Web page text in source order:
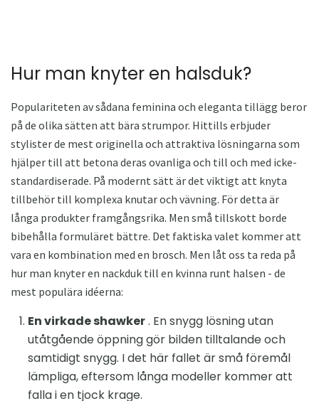
Hur man knyter en halsduk?
Populariteten av sådana feminina och eleganta tillägg beror
på de olika sätten att bära strumpor. Hittills erbjuder
stylister de mest originella och attraktiva lösningarna som
hjälper till att betona deras ovanliga och till och med icke-
standardiserade. På modernt sätt är det viktigt att knyta
tillbehör till komplexa knutar och vävning. För detta är
långa produkter framgångsrika. Men små tillskott borde
bibehålla formuläret bättre. Det faktiska valet kommer att
vara en kombination med en brosch. Men låt oss ta reda på
hur man knyter en nackduk till en kvinna runt halsen - de
mest populära idéerna:
En virkade shawker. En snygg lösning utan
utåtgående öppning gör bilden tilltalande och
samtidigt snygg. I det här fallet är små föremål
lämpliga, eftersom långa modeller kommer att
falla i en tjock krage.